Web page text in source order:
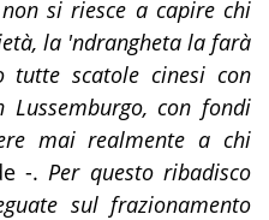
si riesce a capire chi
la 'ndrangheta la farà
tutte scatole cinesi con
con fondi
mai realmente a chi
-. Per questo ribadisco
sul frazionamento